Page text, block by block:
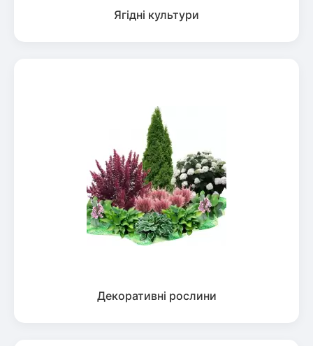
Ягідні культури
Декоративні рослини